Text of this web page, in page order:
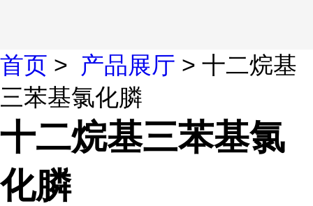
首页 > 产品展厅 > 十二烷基
三苯基氯化膦
十二烷基三苯基氯
化膦